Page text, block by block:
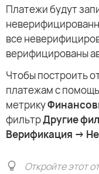
Платежи будут
все
верифицированы
Чтобы построить
платежам с
метрику
фильтрДругие
Верификация →
Откройте этот